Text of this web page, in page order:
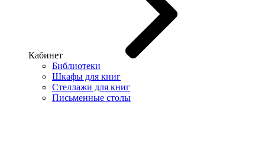
Кабинет
Библиотеки
Шкафы для книг
Стеллажи для книг
Письменные столы